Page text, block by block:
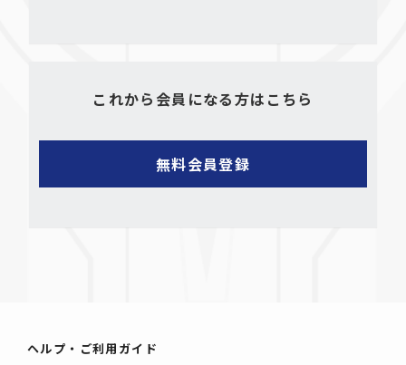
これから会員になる方はこちら
ヘルプ・ご利用ガイド